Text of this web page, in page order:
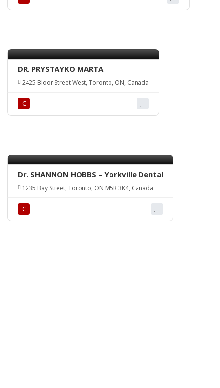
DR. PRYSTAYKO MARTA
2425 Bloor Street West, Toronto, ON, Canada
С
Dr. SHANNON HOBBS – Yorkville Dental
1235 Bay Street, Toronto, ON M5R 3K4, Canada
С